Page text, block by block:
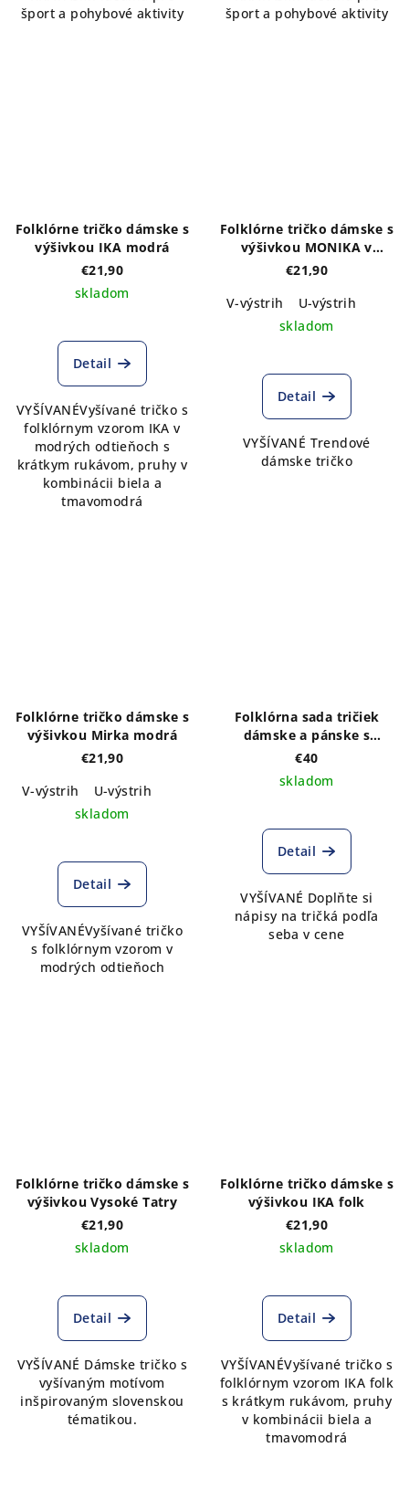
šport a pohybové aktivity
šport a pohybové aktivity
Folklórne tričko dámske s
výšivkou IKA modrá
€21,90
skladom
Detail
VYŠÍVANÉVyšívané tričko s
folklórnym vzorom IKA v
modrých odtieňoch s
krátkym rukávom, pruhy v
kombinácii biela a
tmavomodrá
Folklórne tričko dámske s
výšivkou MONIKA v
modrej farbe
€21,90
V-výstrih
U-výstrih
skladom
Detail
VYŠÍVANÉ Trendové
dámske tričko
Folklórne tričko dámske s
výšivkou Mirka modrá
€21,90
V-výstrih
U-výstrih
skladom
Detail
VYŠÍVANÉVyšívané tričko
s folklórnym vzorom v
modrých odtieňoch
Folklórna sada tričiek
dámske a pánske s
výšivkou Kristián a
vlastným nápisom
€40
skladom
Detail
VYŠÍVANÉ Doplňte si
nápisy na tričká podľa
seba v cene
Folklórne tričko dámske s
výšivkou Vysoké Tatry
€21,90
skladom
Detail
VYŠÍVANÉ Dámske tričko s
vyšívaným motívom
inšpirovaným slovenskou
tématikou.
Folklórne tričko dámske s
výšivkou IKA folk
€21,90
skladom
Detail
VYŠÍVANÉVyšívané tričko s
folklórnym vzorom IKA folk
s krátkym rukávom, pruhy
v kombinácii biela a
tmavomodrá